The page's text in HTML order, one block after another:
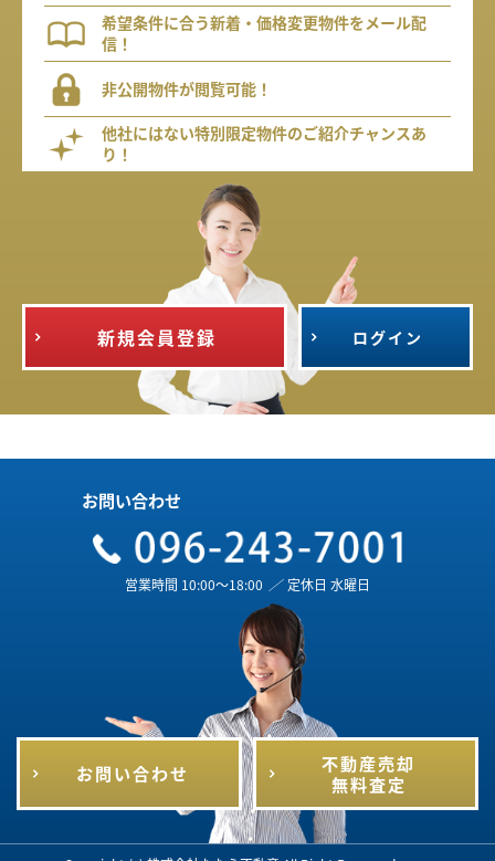
希望条件に合う新着・価格変更物件をメール配
信！
非公開物件が閲覧可能！
他社にはない特別限定物件のご紹介チャンスあ
り！
新規会員登録 ログイン
お問い合わせ
営業時間 10:00～18:00 ／ 定休日 水曜日
お問い合わせ
不動産売却
無料査定